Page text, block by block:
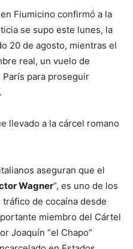
Fiumicino confirmó a la
se supo este lunes, la
20 de agosto, mientras el
real, un vuelo de
para proseguir
llevado a la cárcel romano
aseguran que el
Wagner“, es uno de los
de cocaína desde
miembro del Cártel
Joaquín “el Chapo”